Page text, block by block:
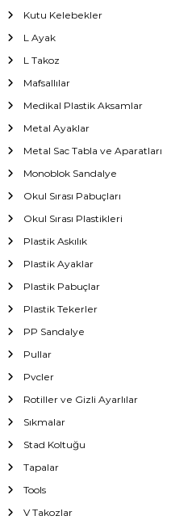
Kutu Kelebekler
L Ayak
L Takoz
Mafsallılar
Medikal Plastik Aksamlar
Metal Ayaklar
Metal Sac Tabla ve Aparatları
Monoblok Sandalye
Okul Sırası Pabuçları
Okul Sırası Plastikleri
Plastik Askılık
Plastik Ayaklar
Plastik Pabuçlar
Plastik Tekerler
PP Sandalye
Pullar
Pvcler
Rotiller ve Gizli Ayarlılar
Sıkmalar
Stad Koltuğu
Tapalar
Tools
V Takozlar